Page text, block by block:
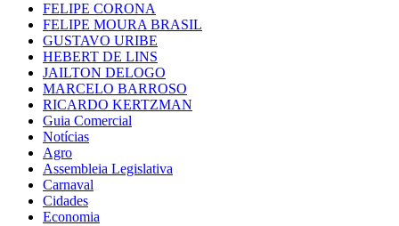
FELIPE CORONA
FELIPE MOURA BRASIL
GUSTAVO URIBE
HEBERT DE LINS
JAILTON DELOGO
MARCELO BARROSO
RICARDO KERTZMAN
Guia Comercial
Notícias
Agro
Assembleia Legislativa
Carnaval
Cidades
Economia